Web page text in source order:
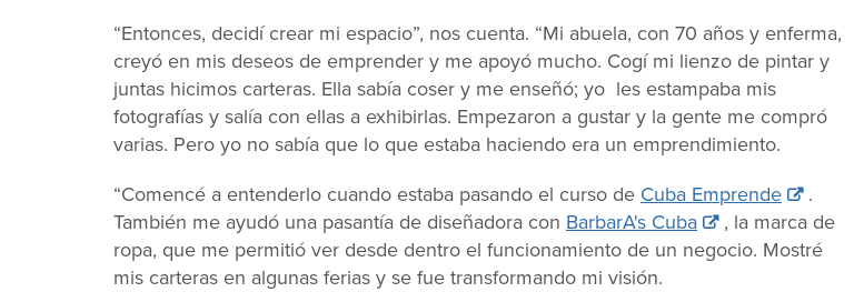
“Entonces, decidí crear mi espacio”, nos cuenta. “Mi abuela, con 70 años y enferma,
creyó en mis deseos de emprender y me apoyó mucho. Cogí mi lienzo de pintar y
juntas hicimos carteras. Ella sabía coser y me enseñó; yo les estampaba mis
fotografías y salía con ellas a exhibirlas. Empezaron a gustar y la gente me compró
varias. Pero yo no sabía que lo que estaba haciendo era un emprendimiento.
“Comencé a entenderlo cuando estaba pasando el curso deCuba Emprende
.
También me ayudó una pasantía de diseñadora con BarbarA's Cuba
, la marca de
ropa, que me permitió ver desde dentro el funcionamiento de un negocio. Mostré
mis carteras en algunas ferias y se fue transformando mi visión.